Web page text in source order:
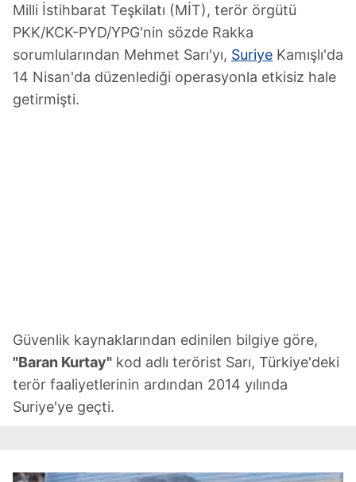
Milli İstihbarat Teşkilatı (MİT), terör örgütü
PKK/KCK-PYD/YPG'nin sözde Rakka
sorumlularından Mehmet Sarı'yı, Suriye Kamışlı'da
14 Nisan'da düzenlediği operasyonla etkisiz hale
getirmişti.
Güvenlik kaynaklarından edinilen bilgiye göre,
"Baran Kurtay" kod adlı terörist Sarı, Türkiye'deki
terör faaliyetlerinin ardından 2014 yılında
Suriye'ye geçti.